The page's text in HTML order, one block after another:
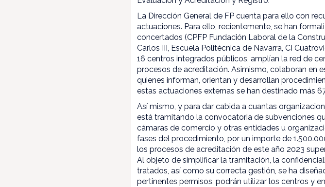
La Dirección General de FP cuenta para ello con
actuaciones. Para ello, recientemente, se han
concertados (CPFP Fundación Laboral de la
Carlos III, Escuela Politécnica de Navarra, CI
16 centros integrados públicos, amplían la red de
procesos de acreditación. Asimismo, colaboran en
quienes informan, orientan y desarrollan
estas actuaciones externas se han destinado más
Así mismo, y para dar cabida a cuantas
está tramitando la convocatoria de subvenciones
cámaras de comercio y otras entidades u
fases del procedimiento, por un importe de
los procesos de acreditación de este año 2023
Al objeto de simplificar la tramitación, la
tratados, así como su correcta gestión, se ha
pertinentes permisos, podrán utilizar los centros y